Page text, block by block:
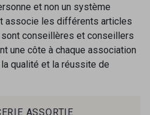
23 - 23 Natural
614 - 614 White Coffee
29 - 29 Sable
et non un système
associe les différents articles
conseillères et conseillers
une côte à chaque association
qualité et la réussite de
ASSORTIE